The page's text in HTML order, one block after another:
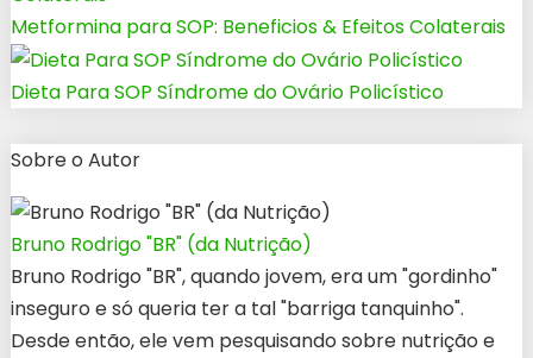
Metformina para SOP: Beneficios & Efeitos Colaterais
Dieta Para SOP Síndrome do Ovário Policístico
Sobre o Autor
Bruno Rodrigo "BR" (da Nutrição)
Bruno Rodrigo "BR", quando jovem, era um "gordinho"
inseguro e só queria ter a tal "barriga tanquinho".
Desde então, ele vem pesquisando sobre nutrição e